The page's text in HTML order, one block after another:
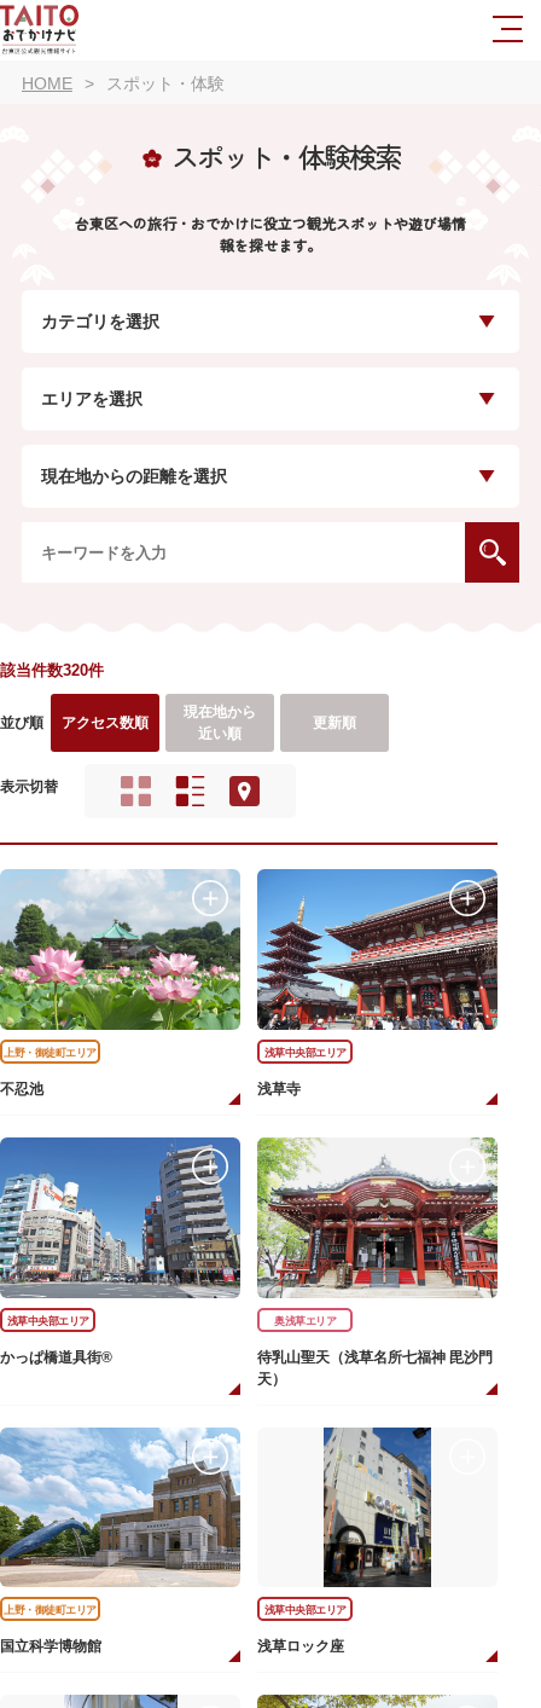
HOME スポット・体験
スポット・体験検索
台東区への旅行・おでかけに役立つ観光スポットや遊び場情
報を探せます。
カテゴリを選択
エリアを選択
現在地からの距離を選択
該当件数320件
並び順 アクセス数順
現在地から
近い順
更新順
表示切替
上野・御徒町エリア
不忍池
浅草中央部エリア
浅草寺
浅草中央部エリア
かっぱ橋道具街®
奥浅草エリア
待乳山聖天（浅草名所七福神 毘沙門
天）
上野・御徒町エリア
国立科学博物館
浅草中央部エリア
浅草ロック座